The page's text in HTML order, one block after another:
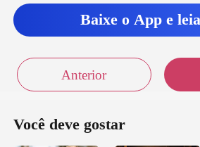
Baixe o App e
Anterior
Você deve gostar